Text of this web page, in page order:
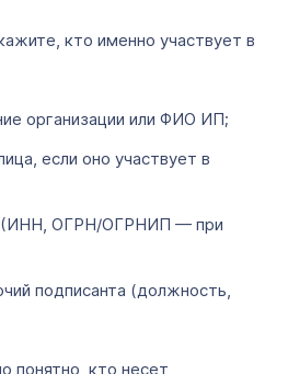
кто именно участвует в
организации или ФИО ИП;
если оно участвует в
(ИНН, ОГРН/ОГРНИП — при
подписанта (должность,
понятно, кто несет